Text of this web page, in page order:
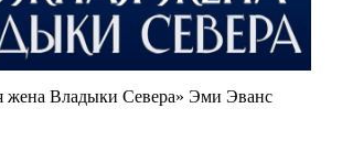
жена Владыки Севера» Эми Эванс